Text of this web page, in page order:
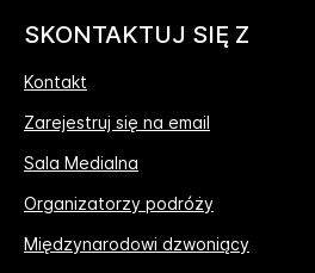
SKONTAKTUJ SIĘ Z
Kontakt
Zarejestruj się na email
Sala Medialna
Organizatorzy podróży
Międzynarodowi dzwoniący